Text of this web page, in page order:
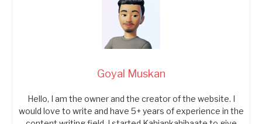
Goyal Muskan
Hello, I am the owner and the creator of the website. I
would love to write and have 5+ years of experience in the